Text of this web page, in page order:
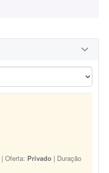
| Oferta: Privado | Duração